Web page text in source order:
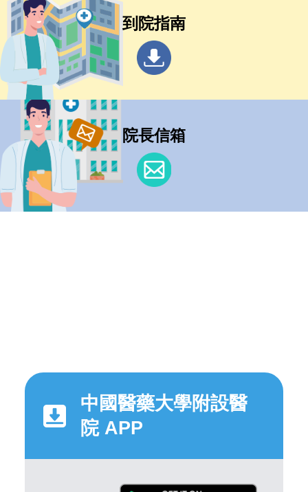
到院指南
院長信箱
中國醫藥大學附設醫
院 APP